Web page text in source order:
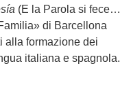
(E la Parola si fece…
di Barcellona
alla formazione dei
italiana e spagnola.